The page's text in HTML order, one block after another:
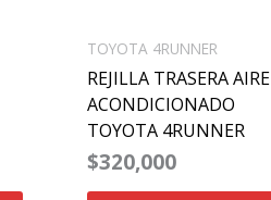
TOYOTA 4RUNNER
REJILLA TRASERA AIRE
ACONDICIONADO
TOYOTA 4RUNNER
$320,000